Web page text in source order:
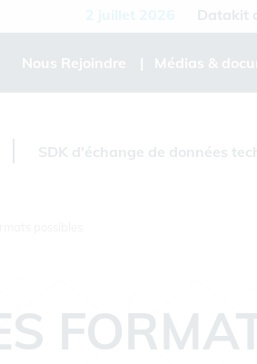
2 juillet 2026 Datakit
Nous Rejoindre Médias &
SDK d'échange de données